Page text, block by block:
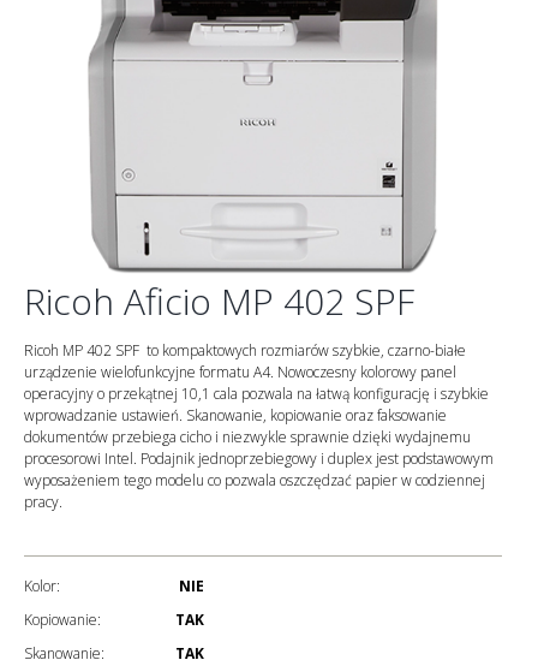
Ricoh Aficio MP 402 SPF
Ricoh MP 402 SPF to kompaktowych rozmiarów szybkie, czarno-białe
urządzenie wielofunkcyjne formatu A4. Nowoczesny kolorowy panel
operacyjny o przekątnej 10,1 cala pozwala na łatwą konfigurację i szybkie
wprowadzanie ustawień. Skanowanie, kopiowanie oraz faksowanie
dokumentów przebiega cicho i niezwykle sprawnie dzięki wydajnemu
procesorowi Intel. Podajnik jednoprzebiegowy i duplex jest podstawowym
wyposażeniem tego modelu co pozwala oszczędzać papier w codziennej
pracy.
Kolor:
NIE
Kopiowanie:
TAK
Skanowanie:
TAK